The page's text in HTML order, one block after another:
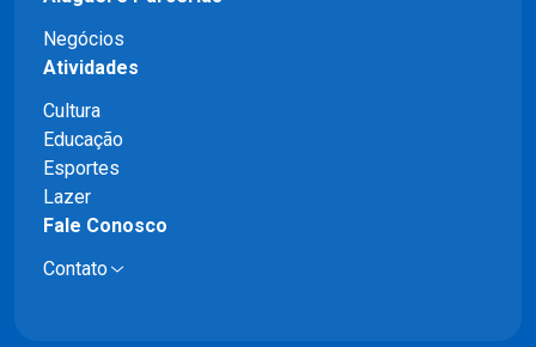
Negócios
Atividades
Cultura
Educação
Esportes
Lazer
Fale Conosco
Contato